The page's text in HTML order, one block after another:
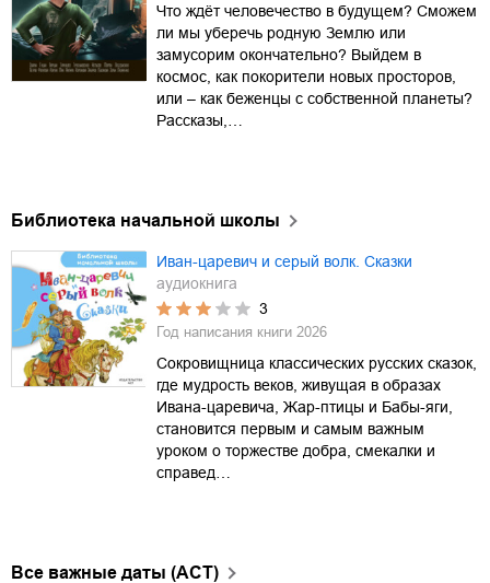
Что ждёт человечество в будущем? Сможем
ли мы уберечь родную Землю или
замусорим окончательно? Выйдем в
космос, как покорители новых просторов,
или – как беженцы с собственной планеты?
Рассказы,…
Библиотека начальной школы
Иван-царевич и серый волк. Сказки
аудиокнига
3
Год написания книги 2026
Сокровищница классических русских сказок,
где мудрость веков, живущая в образах
Ивана-царевича, Жар-птицы и Бабы-яги,
становится первым и самым важным
уроком о торжестве добра, смекалки и
справед…
Все важные даты (АСТ)